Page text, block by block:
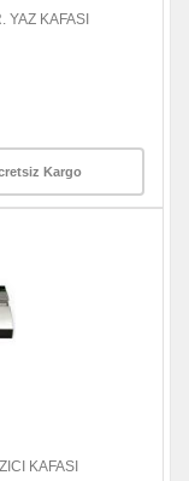
KAFASI
Kargo
KAFASI